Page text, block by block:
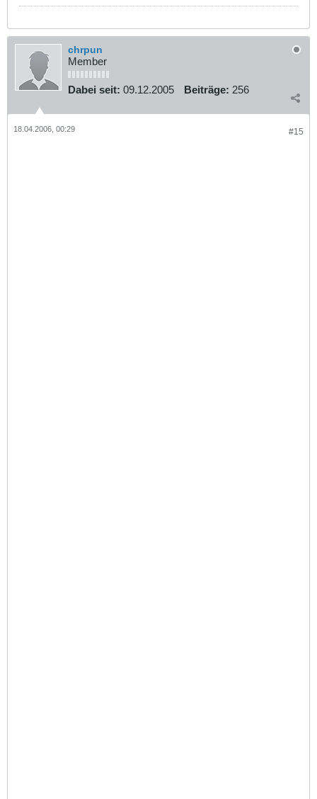
chrpun
Member
Dabei seit: 09.12.2005 Beiträge: 256
#15
18.04.2006, 00:29